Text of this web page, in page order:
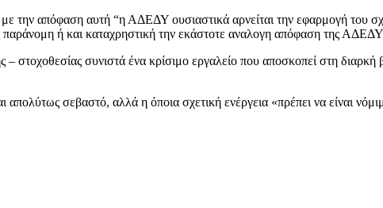
με την απόφαση αυτή “η ΑΔΕΔΥ ουσιαστικά αρνείται την εφαρμογή
παράνομη ή και καταχρηστική την εκάστοτε αναλογη απόφαση της
– στοχοθεσίας συνιστά ένα κρίσιμο εργαλείο που αποσκοπεί στη
απολύτως σεβαστό, αλλά η όποια σχετική ενέργεια «πρέπει να είναι